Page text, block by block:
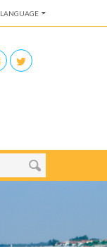
LANGUAGE